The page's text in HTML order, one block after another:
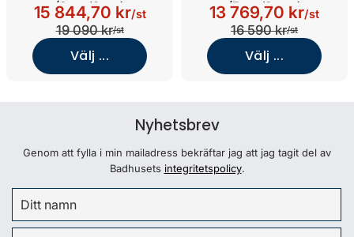
(Sway/Onyx)
15 844,70 kr/st
19 090 kr/st
Välj ...
(Frost/Stone)
13 769,70 kr/st
16 590 kr/st
Välj ...
Nyhetsbrev
Genom att fylla i min mailadress bekräftar jag att jag tagit del av
Badhusets integritetspolicy.